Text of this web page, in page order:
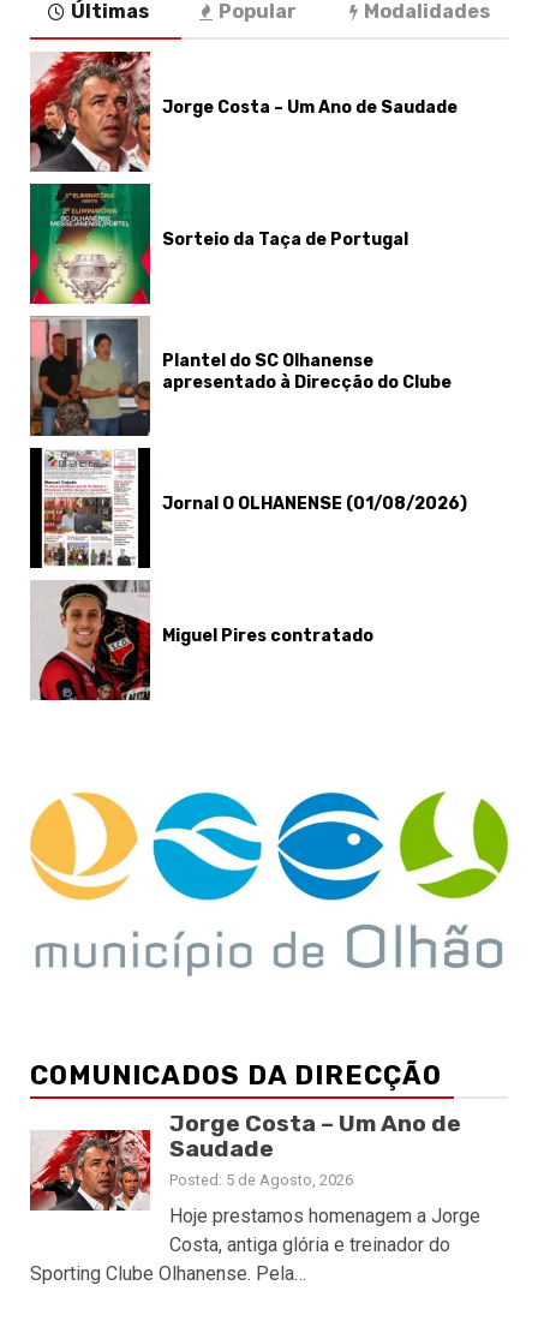
Últimas Popular Modalidades
Jorge Costa – Um Ano de Saudade
Sorteio da Taça de Portugal
Plantel do SC Olhanense
apresentado à Direcção do Clube
Jornal O OLHANENSE (01/08/2026)
Miguel Pires contratado
COMUNICADOS DA DIRECÇÃO
Jorge Costa – Um Ano de
Saudade
Posted: 5 de Agosto, 2026
Hoje prestamos homenagem a Jorge
Costa, antiga glória e treinador do
Sporting Clube Olhanense. Pela…